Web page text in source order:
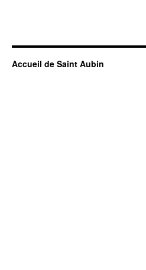
Accueil de Saint Aubin